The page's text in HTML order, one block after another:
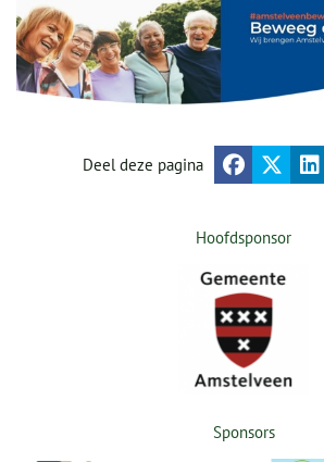
Deel deze pagina
Hoofdsponsor
Sponsors